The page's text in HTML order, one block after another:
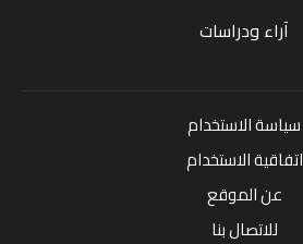
آراء ودراسات
سياسة الاستخدام
اتفاقية الاستخدام
عن الموقع
للاتصال بنا